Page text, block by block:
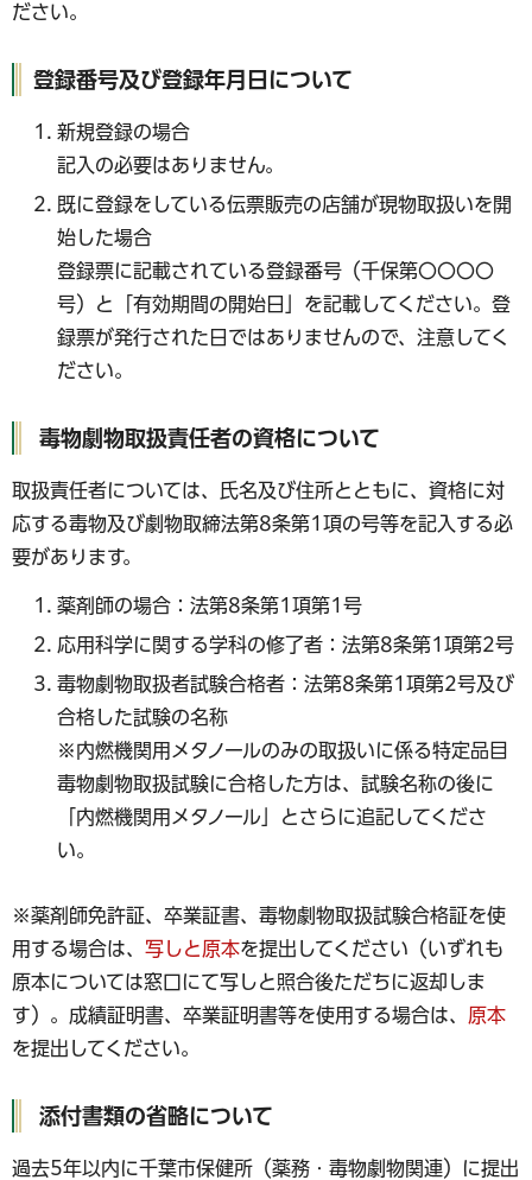
ださい。
登録番号及び登録年月日について
新規登録の場合
記入の必要はありません。
既に登録をしている伝票販売の店舗が現物取扱いを開
始した場合
登録票に記載されている登録番号（千保第〇〇〇〇
号）と「有効期間の開始日」を記載してください。登
録票が発行された日ではありませんので、注意してく
ださい。
毒物劇物取扱責任者の資格について
取扱責任者については、氏名及び住所とともに、資格に対
応する毒物及び劇物取締法第8条第1項の号等を記入する必
要があります。
薬剤師の場合：法第8条第1項第1号
応用科学に関する学科の修了者：法第8条第1項第2号
毒物劇物取扱者試験合格者：法第8条第1項第2号及び
合格した試験の名称
※内燃機関用メタノールのみの取扱いに係る特定品目
毒物劇物取扱試験に合格した方は、試験名称の後に
「内燃機関用メタノール」とさらに追記してくださ
い。
※薬剤師免許証、卒業証書、毒物劇物取扱試験合格証を使
用する場合は、 写しと原本を提出してください（いずれも
原本については窓口にて写しと照合後ただちに返却しま
す）。成績証明書、卒業証明書等を使用する場合は、 原本
を提出してください。
添付書類の省略について
過去5年以内に千葉市保健所（薬務・毒物劇物関連）に提出